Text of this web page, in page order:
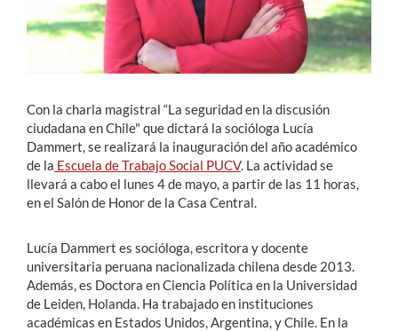
Con la charla magistral “La seguridad en la discusión
ciudadana en Chile" que dictará la socióloga Lucía
Dammert, se realizará la inauguración del año académico
de la Escuela de Trabajo Social PUCV. La actividad se
llevará a cabo el lunes 4 de mayo, a partir de las 11 horas,
en el Salón de Honor de la Casa Central.
Lucía Dammert es socióloga, escritora y docente
universitaria peruana nacionalizada chilena desde 2013.
Además, es Doctora en Ciencia Política en la Universidad
de Leiden, Holanda. Ha trabajado en instituciones
académicas en Estados Unidos, Argentina, y Chile. En la